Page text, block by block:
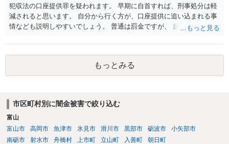
犯収法の口座提供罪を疑われます。 早期に自首すれば、刑事処分は軽
減されると思います。 自分から行く方が、口座提供に追い込まれる事
情なども説明しやすいでしょう。 普通は罰金ですが、 起訴猶予も多い
もっとみる
市区町村別に闇金被害で絞り込む
富山
富山市
高岡市 魚津市 氷見市 滑川市 黒部市 砺波市
小矢部市
南砺市
射水市 舟橋村 上市町 立山町 入善町 朝日町